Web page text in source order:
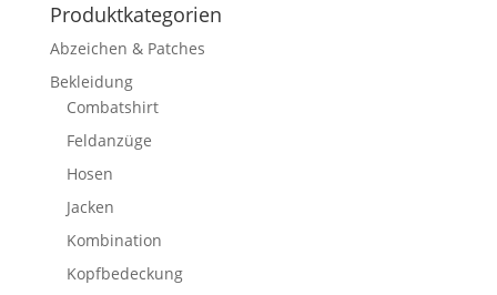
Produktkategorien
Abzeichen & Patches
Bekleidung
Combatshirt
Feldanzüge
Hosen
Jacken
Kombination
Kopfbedeckung